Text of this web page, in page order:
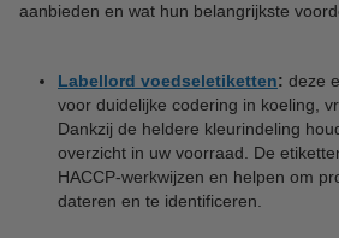
aanbieden en wat hun belangrijkste
Labellord voedseletiketten: deze
voor duidelijke codering in koeling,
Dankzij de heldere kleurindeling
overzicht in uw voorraad. De
HACCP-werkwijzen en helpen om
dateren en te identificeren.